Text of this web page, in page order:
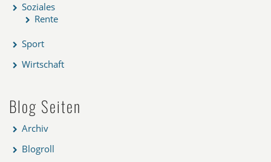
Soziales
Rente
Sport
Wirtschaft
Blog Seiten
Archiv
Blogroll